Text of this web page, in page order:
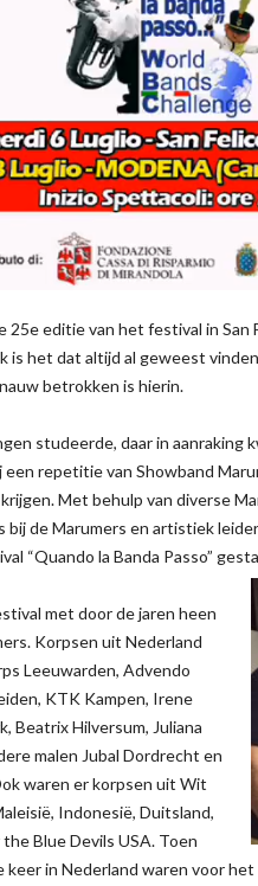
25e editie van het festival in San
is het dat altijd al geweest
betrokken is hierin.
studeerde, daar in
een repetitie van Showband
Met behulp van diverse
de Marumers en artistiek
“Quando la Banda Passo”
met door de jaren heen
Korpsen uit Nederland
Leeuwarden, Advendo
KTK Kampen, Irene
Beatrix Hilversum, Juliana
malen Jubal Dordrecht en
waren er korpsen uit Wit
Indonesië, Duitsland,
Blue Devils USA. Toen
keer in Nederland waren voor